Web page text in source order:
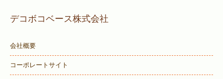
デコボコベース株式会社
会社概要
コーポレートサイト